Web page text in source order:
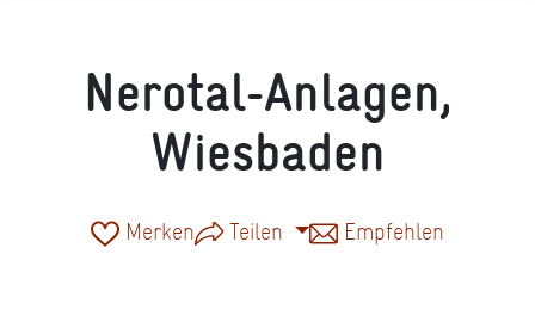
Nerotal-Anlagen,
Wiesbaden
Merken Teilen Empfehlen